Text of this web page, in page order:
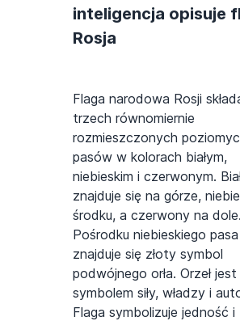
inteligencja opisuje
Rosja
Flaga narodowa Rosji
trzech równomiernie
rozmieszczonych
pasów w kolorach białym,
niebieskim i czerwonym.
znajduje się na górze,
środku, a czerwony na dole.
Pośrodku niebieskiego pasa
znajduje się złoty symbol
podwójnego orła. Orzeł jest
symbolem siły, władzy i
Flaga symbolizuje jedność i